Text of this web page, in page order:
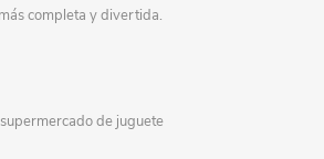
completa y divertida.
de juguete